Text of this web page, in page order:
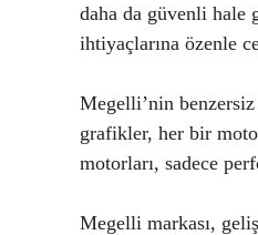
daha da güvenli hale
ihtiyaçlarına özenle
Megelli’nin benzersiz
grafikler, her bir
motorları, sadece
Megelli markası,